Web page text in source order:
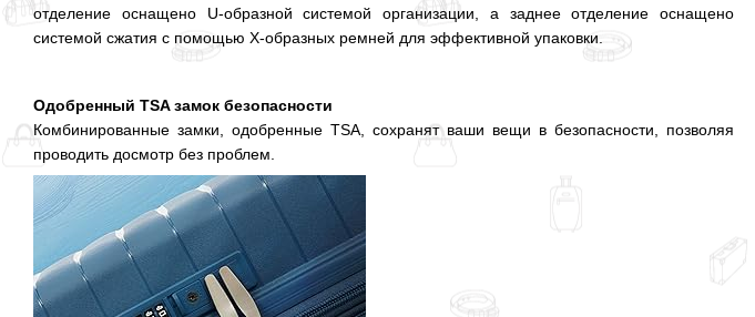
отделение оснащено U-образной системой организации, а заднее отделение оснащено
системой сжатия с помощью X-образных ремней для эффективной упаковки.
Одобренный TSA замок безопасности
Комбинированные замки, одобренные TSA, сохранят ваши вещи в безопасности, позволяя
проводить досмотр без проблем.